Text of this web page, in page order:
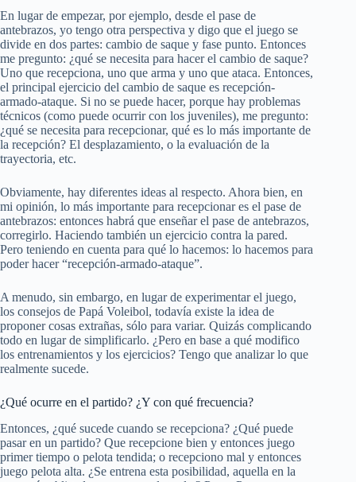
En lugar de empezar, por ejemplo, desde el pase de
antebrazos, yo tengo otra perspectiva y digo que el juego se
divide en dos partes: cambio de saque y fase punto. Entonces
me pregunto: ¿qué se necesita para hacer el cambio de saque?
Uno que recepciona, uno que arma y uno que ataca. Entonces,
el principal ejercicio del cambio de saque es recepción-
armado-ataque. Si no se puede hacer, porque hay problemas
técnicos (como puede ocurrir con los juveniles), me pregunto:
¿qué se necesita para recepcionar, qué es lo más importante de
la recepción? El desplazamiento, o la evaluación de la
trayectoria, etc.
Obviamente, hay diferentes ideas al respecto. Ahora bien, en
mi opinión, lo más importante para recepcionar es el pase de
antebrazos: entonces habrá que enseñar el pase de antebrazos,
corregirlo. Haciendo también un ejercicio contra la pared.
Pero teniendo en cuenta para qué lo hacemos: lo hacemos para
poder hacer “recepción-armado-ataque”.
A menudo, sin embargo, en lugar de experimentar el juego,
los consejos de Papá Voleibol, todavía existe la idea de
proponer cosas extrañas, sólo para variar. Quizás complicando
todo en lugar de simplificarlo. ¿Pero en base a qué modifico
los entrenamientos y los ejercicios? Tengo que analizar lo que
realmente sucede.
¿Qué ocurre en el partido? ¿Y con qué frecuencia?
Entonces, ¿qué sucede cuando se recepciona? ¿Qué puede
pasar en un partido? Que recepcione bien y entonces juego
primer tiempo o pelota tendida; o recepciono mal y entonces
juego pelota alta. ¿Se entrena esta posibilidad, aquella en la